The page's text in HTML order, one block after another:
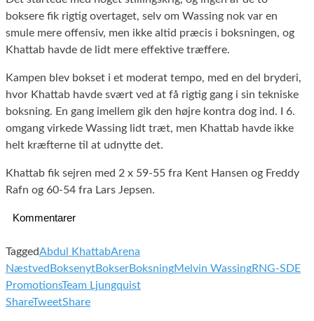
boksere fik rigtig overtaget, selv om Wassing nok var en
smule mere offensiv, men ikke altid præcis i boksningen, og
Khattab havde de lidt mere effektive træffere.
Kampen blev bokset i et moderat tempo, med en del bryderi,
hvor Khattab havde svært ved at få rigtig gang i sin tekniske
boksning. En gang imellem gik den højre kontra dog ind. I 6.
omgang virkede Wassing lidt træt, men Khattab havde ikke
helt kræfterne til at udnytte det.
Khattab fik sejren med 2 x 59-55 fra Kent Hansen og Freddy
Rafn og 60-54 fra Lars Jepsen.
Kommentarer
TaggedAbdul KhattabArena
Næstved BoksenytBokserBoksningMelvin WassingRNG-SDE
PromotionsTeam Ljungquist
ShareTweetShare